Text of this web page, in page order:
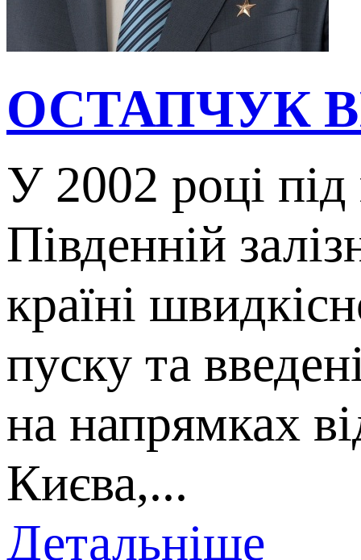
ОСТАПЧУК
У 2002 році
Південній
країні
пуску та
на напрямках
Києва,...
Детальніше